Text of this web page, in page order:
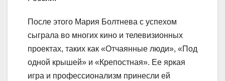
После этого Мария Болтнева с успехом
сыграла во многих кино и телевизионных
проектах, таких как «Отчаянные люди», «Под
одной крышей» и «Крепостная». Ее яркая
игра и профессионализм принесли ей